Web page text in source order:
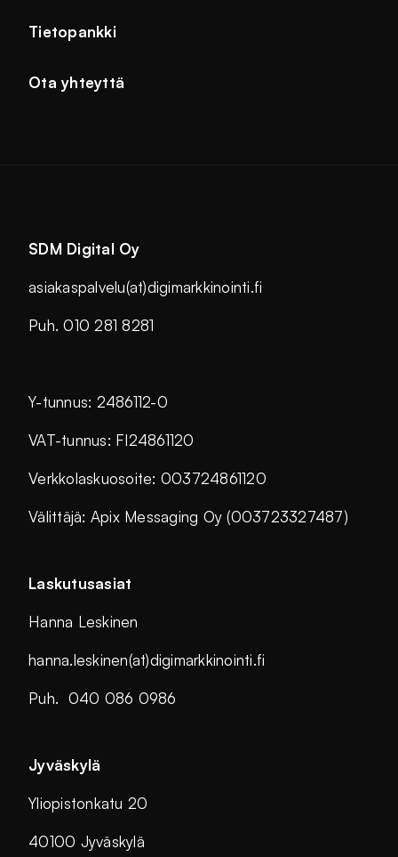
Tietopankki
Ota yhteyttä
SDM Digital Oy
asiakaspalvelu(at)digimarkkinointi.fi
Puh. 010 281 8281
Y-tunnus: 2486112-0
VAT-tunnus: FI24861120
Verkkolaskuosoite: 003724861120
Välittäjä: Apix Messaging Oy (003723327487)
Laskutusasiat
Hanna Leskinen
hanna.leskinen(at)digimarkkinointi.fi
Puh. 040 086 0986
Jyväskylä
Yliopistonkatu 20
40100 Jyväskylä